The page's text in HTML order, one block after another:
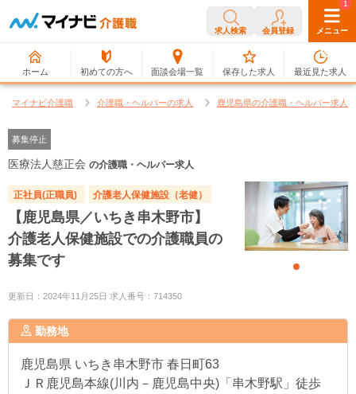
求人検索 会員登録 メニュー
ホーム 初めての方へ 面談会場一覧
0
保存した求人
1
最近見た求人
マイナビ介護職 介護職・ヘルパーの求人 鹿児島県の介護職・ヘルパー求人
募集停止
医療法人慈正会 の介護職・ヘルパー求人
正社員(正職員) 介護老人保健施設（老健）
【鹿児島県／いちき串木野市】
介護老人保健施設での介護職員の
募集です
更新日：2024年11月25日 求人番号：714350
勤務地
鹿児島県 いちき串木野市 春日町63
ＪＲ鹿児島本線(川内－鹿児島中央)「串木野駅」徒歩